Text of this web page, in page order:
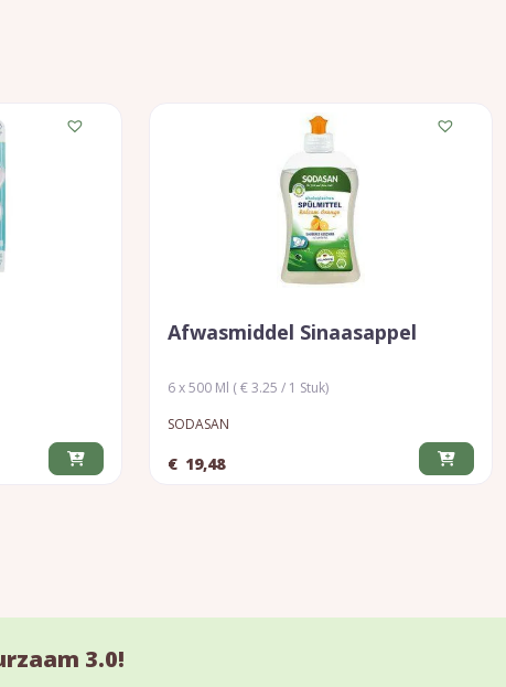
Afwasmiddel Sinaasappel
6 x 500 Ml ( € 3.25 / 1 Stuk)
SODASAN
€ 19,48
3.0!